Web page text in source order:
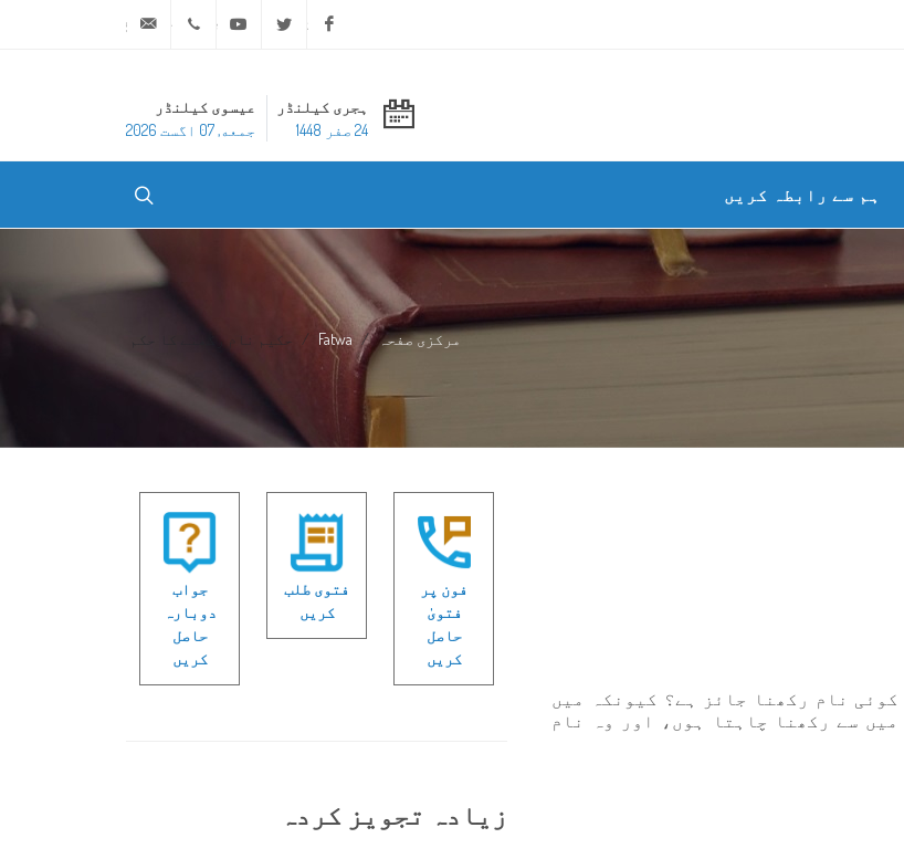
Facebook
Twitter
Youtube
ہجری کیلنڈر
24 صفر 1448
عیسوی کیلنڈر
جمعه, 07 اگست 2026
ہم سے رابطہ کریں
مرکزی صفحہ Fatwa حکیم نام رکھنے کا حکم
نام رکھنا جائز ہے؟ کیونکہ میں
سے رکھنا چاہتا ہوں، اور وہ نام
فون پر
فتویٰ
حاصل
کریں
فتوی طلب
کریں
جواب
دوبارہ
حاصل
کریں
زیادہ تجویز کردہ